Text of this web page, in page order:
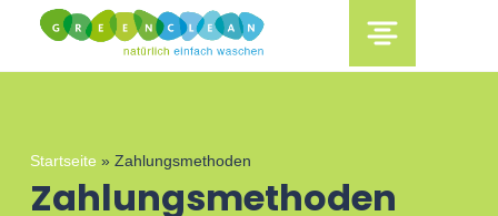
content
Startseite » Zahlungsmethoden
Zahlungsmethoden